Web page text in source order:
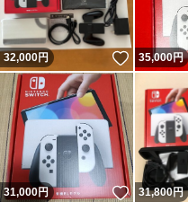
32,000円 いいね！
35,000円
31,000円 いいね！
31,800円